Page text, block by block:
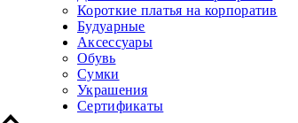
Короткие платья на корпоратив
Будуарные
Аксессуары
Обувь
Сумки
Украшения
Сертификаты